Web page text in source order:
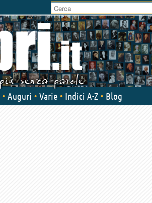
Auguri Varie Indici A-Z Blog